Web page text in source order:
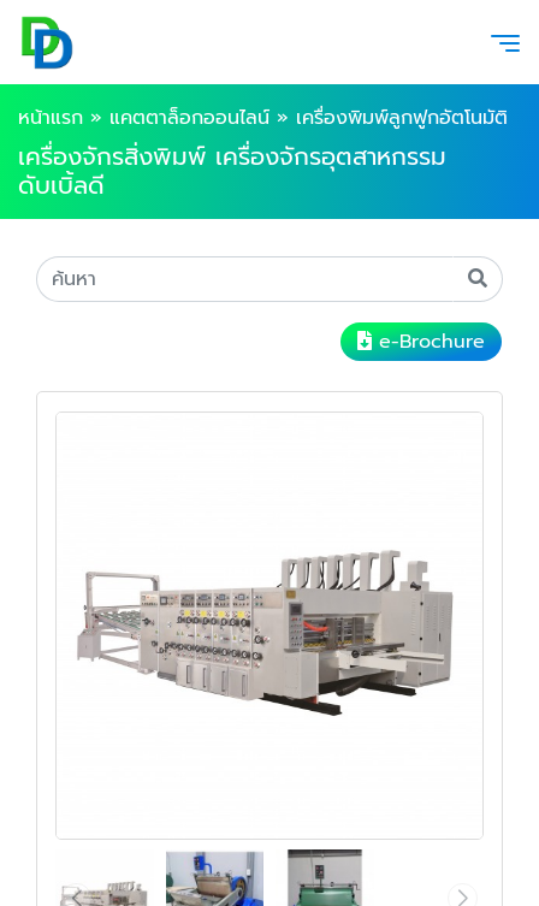
หน้าแรก » แคตตาล็อกออนไลน์ » เครื่องพิมพ์ลูกฟูกอัตโนมัติ
เครื่องจักรสิ่งพิมพ์ เครื่องจักรอุตสาหกรรม
ดับเบิ้ลดี
e-Brochure